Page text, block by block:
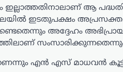
ആ
ഇടതുപക്ഷം
അദ്ദേഹം
സംസാരിക്കുന്നതെന്നും
എന്‍ എസ് മാധവന്‍